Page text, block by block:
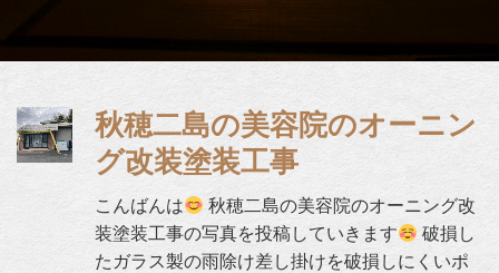
秋穂二島の美容院のオーニン
グ改装塗装工事
こんばんは
秋穂二島の美容院のオーニング改
装塗装工事の写真を投稿していきます
破損し
たガラス製の雨除け差し掛けを破損しにくいポ